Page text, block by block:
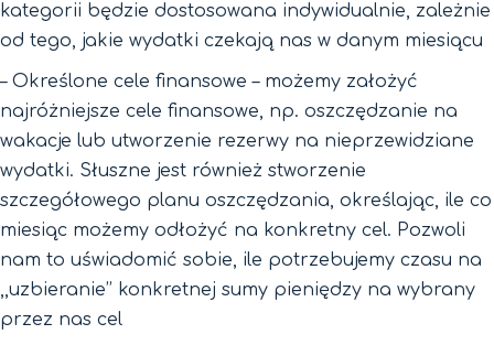
kategorii będzie dostosowana indywidualnie, zależnie
od tego, jakie wydatki czekają nas w danym miesiącu
– Określone cele finansowe – możemy założyć
najróżniejsze cele finansowe, np. oszczędzanie na
wakacje lub utworzenie rezerwy na nieprzewidziane
wydatki. Słuszne jest również stworzenie
szczegółowego planu oszczędzania, określając, ile co
miesiąc możemy odłożyć na konkretny cel. Pozwoli
nam to uświadomić sobie, ile potrzebujemy czasu na
,,uzbieranie’’ konkretnej sumy pieniędzy na wybrany
przez nas cel